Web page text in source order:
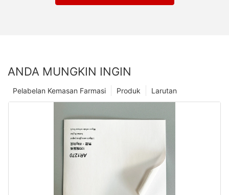
ANDA MUNGKIN INGIN
Larutan
Produk
Pelabelan Kemasan Farmasi